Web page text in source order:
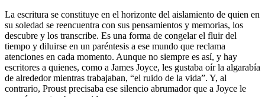
La escritura se constituye en el horizonte del aislamiento de quien en
su soledad se reencuentra con sus pensamientos y memorias, los
descubre y los transcribe. Es una forma de congelar el fluir del
tiempo y diluirse en un paréntesis a ese mundo que reclama
atenciones en cada momento. Aunque no siempre es así, y hay
escritores a quienes, como a James Joyce, les gustaba oír la algarabía
de alrededor mientras trabajaban, “el ruido de la vida”. Y, al
contrario, Proust precisaba ese silencio abrumador que a Joyce le